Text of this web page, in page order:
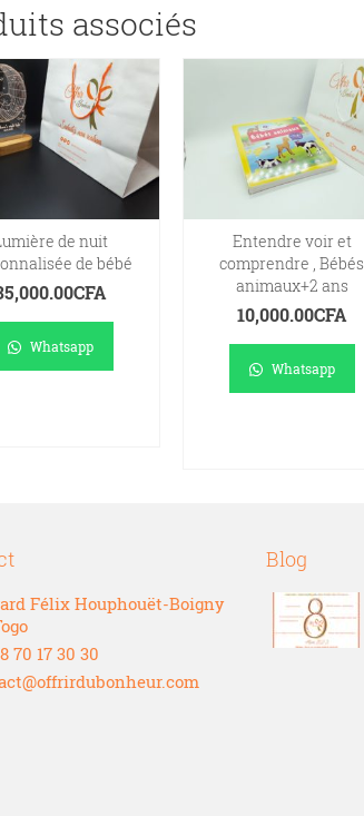
associés
de nuit
de bébé
CFA
Whatsapp
Entendre voir et
comprendre , Bébés
animaux+2 ans
10,000.00CFA
Whatsapp
Félix Houphouët-Boigny
70 17 30 30
Blog